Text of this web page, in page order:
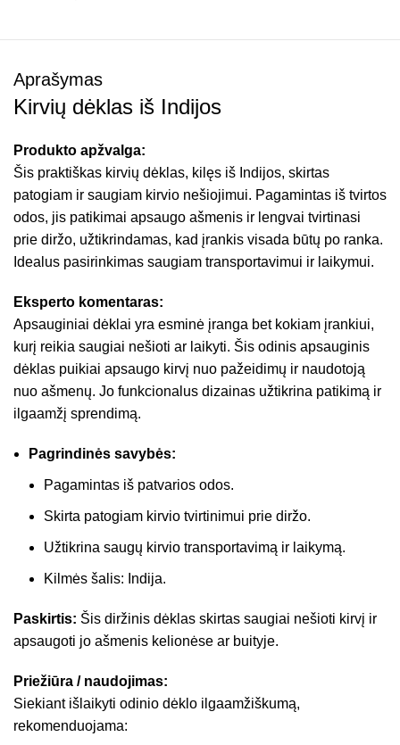
Aprašymas
Kirvių dėklas iš Indijos
Produkto apžvalga:
Šis praktiškas kirvių dėklas, kilęs iš Indijos, skirtas
patogiam ir saugiam kirvio nešiojimui. Pagamintas iš tvirtos
odos, jis patikimai apsaugo ašmenis ir lengvai tvirtinasi
prie diržo, užtikrindamas, kad įrankis visada būtų po ranka.
Idealus pasirinkimas saugiam transportavimui ir laikymui.
Eksperto komentaras:
Apsauginiai dėklai yra esminė įranga bet kokiam įrankiui,
kurį reikia saugiai nešioti ar laikyti. Šis odinis apsauginis
dėklas puikiai apsaugo kirvį nuo pažeidimų ir naudotoją
nuo ašmenų. Jo funkcionalus dizainas užtikrina patikimą ir
ilgaamžį sprendimą.
Pagrindinės savybės:
Pagamintas iš patvarios odos.
Skirta patogiam kirvio tvirtinimui prie diržo.
Užtikrina saugų kirvio transportavimą ir laikymą.
Kilmės šalis: Indija.
Paskirtis: Šis diržinis dėklas skirtas saugiai nešioti kirvį ir
apsaugoti jo ašmenis kelionėse ar buityje.
Priežiūra / naudojimas:
Siekiant išlaikyti odinio dėklo ilgaamžiškumą,
rekomenduojama: